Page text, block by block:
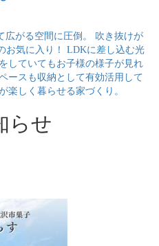
広がる空間に圧倒。 吹き抜けが
お気に入り！ LDKに差し込む光
していてもお子様の様子が見れ
ースも収納として有効活用して
楽しく暮らせる家づくり。
らせ